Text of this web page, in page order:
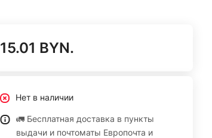
15.01 BYN.
Нет в наличии
🚛 Бесплатная доставка в пункты
выдачи и почтоматы Европочта и